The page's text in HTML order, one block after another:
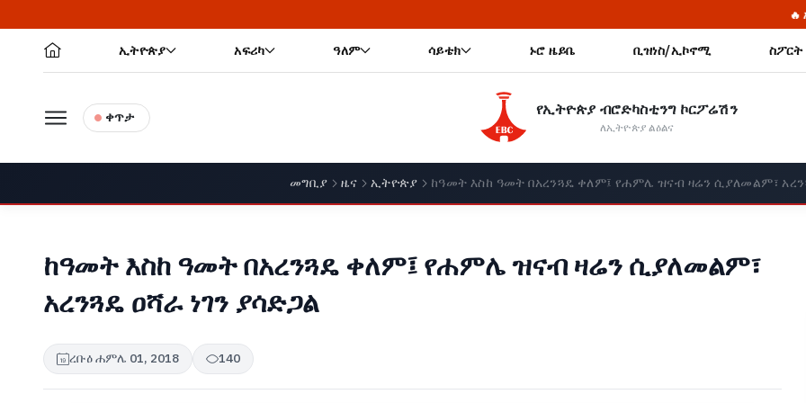
🔥 አዲስ አበባን እንደስሟ
ኢትዮጵያ አፍሪካ ዓለም ሳይቴክ ኑሮ ዜይቤ ቢዝነስ/ኢኮኖሚ ስፖርት
ቀጥታ የኢትዮጵያ ብሮድካስቲንግ ኮርፖሬሽን
ለኢትዮጵያ ልዕልና
መግቢያ ዜና ኢትዮጵያ ከዓመት እስከ ዓመት በአረንጓዴ ቀለም፤ የሐምሌ ዝናብ ዛሬን ሲያለመልም፣
ከዓመት እስከ ዓመት በአረንጓዴ ቀለም፤ የሐምሌ ዝናብ ዛሬን ሲያለመልም፣
አረንጓዴ ዐሻራ ነገን ያሳድጋል
ረቡዕ ሐምሌ 01, 2018 140